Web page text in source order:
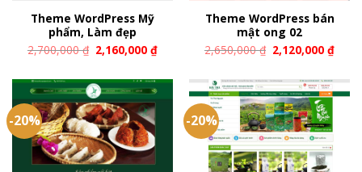
Theme WordPress Mỹ
phẩm, Làm đẹp
2,700,000₫ 2,160,000₫
Theme WordPress bán
mật ong 02
2,650,000₫ 2,120,000₫
-20% -20%